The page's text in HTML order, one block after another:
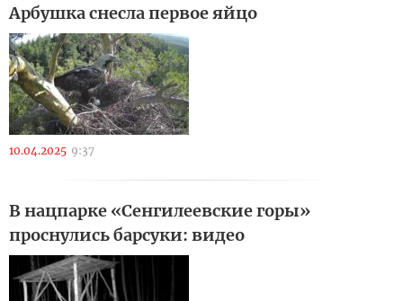
Арбушка снесла первое яйцо
10.04.2025 9:37
В нацпарке «Сенгилеевские горы»
проснулись барсуки: видео